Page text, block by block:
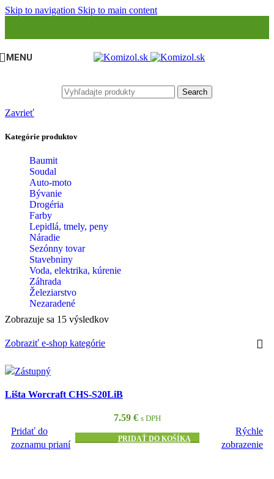
Skip to navigation Skip to main content
MENU
Search
Zavrieť
Kategórie produktov
Baumit
Soudal
Auto-moto
Bývanie
Drogéria
Farby
Lepidlá, tmely, peny
Náradie
Sezónny tovar
Stavebniny
Voda, elektrika, kúrenie
Záhrada
Železiarstvo
Nezaradené
Zobrazuje sa 15 výsledkov
Zobraziť e-shop kategórie
Lišta Worcraft CHS-S20LiB
7.59 € s DPH
Pridať do
zoznamu prianí
PRIDAŤ DO KOŠÍKA
Rýchle
zobrazenie